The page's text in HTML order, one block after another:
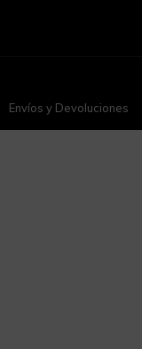
Envíos y Devoluciones